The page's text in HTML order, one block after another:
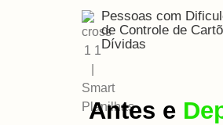
Pessoas com
de Controle de
Dívidas
Antes e